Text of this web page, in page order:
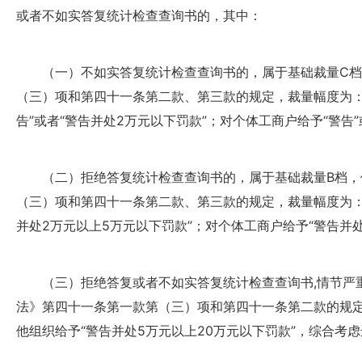
或者不如实答复统计检查查询书的，其中：
（一）不如实答复统计检查查询书的，属于基础裁量C
（三）项和第四十一条第二款、第三款的规定，裁量幅度
告”或者“警告并处2万元以下罚款”；对个体工商户给予“警
（二）拒绝答复统计检查查询书的，属于基础裁量B档，
（三）项和第四十一条第二款、第三款的规定，裁量幅度
并处2万元以上5万元以下罚款”；对个体工商户给予“警告并
（三）拒绝答复或者不如实答复统计检查查询书,情节严
法》第四十一条第一款第（三）项和第四十一条第二款的规
他组织给予“警告并处5万元以上20万元以下罚款”，综合考